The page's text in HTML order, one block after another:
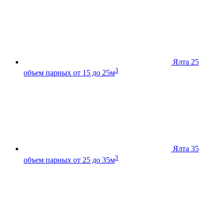
Ялта 25
объем парных от 15 до 25м3
Ялта 35
объем парных от 25 до 35м3